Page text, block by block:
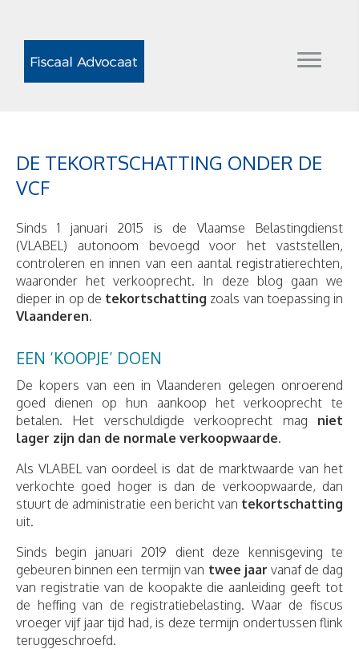
DE TEKORTSCHATTING ONDER DE
VCF
Sinds 1 januari 2015 is de Vlaamse Belastingdienst
(VLABEL) autonoom bevoegd voor het vaststellen,
controleren en innen van een aantal registratierechten,
waaronder het verkooprecht. In deze blog gaan we
dieper in op de tekortschatting zoals van toepassing in
Vlaanderen.
EEN ‘KOOPJE’ DOEN
De kopers van een in Vlaanderen gelegen onroerend
goed dienen op hun aankoop het verkooprecht te
betalen. Het verschuldigde verkooprecht mag niet
lager zijn dan de normale verkoopwaarde.
Als VLABEL van oordeel is dat de marktwaarde van het
verkochte goed hoger is dan de verkoopwaarde, dan
stuurt de administratie een bericht van tekortschatting
uit.
Sinds begin januari 2019 dient deze kennisgeving te
gebeuren binnen een termijn van twee jaar vanaf de dag
van registratie van de koopakte die aanleiding geeft tot
de heffing van de registratiebelasting. Waar de fiscus
vroeger vijf jaar tijd had, is deze termijn ondertussen flink
teruggeschroefd.